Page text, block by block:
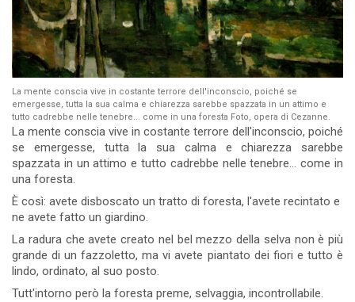
La mente conscia vive in costante terrore dell'inconscio, poiché se
emergesse, tutta la sua calma e chiarezza sarebbe spazzata in un attimo e
tutto cadrebbe nelle tenebre... come in una foresta Foto, opera di Cezanne.
La mente conscia vive in costante terrore dell'inconscio, poiché
se emergesse, tutta la sua calma e chiarezza sarebbe
spazzata in un attimo e tutto cadrebbe nelle tenebre... come in
una foresta.
È così: avete disboscato un tratto di foresta, l'avete recintato e
ne avete fatto un giardino.
La radura che avete creato nel bel mezzo della selva non è più
grande di un fazzoletto, ma vi avete piantato dei fiori e tutto è
lindo, ordinato, al suo posto.
Tutt'intorno però la foresta preme, selvaggia, incontrollabile.